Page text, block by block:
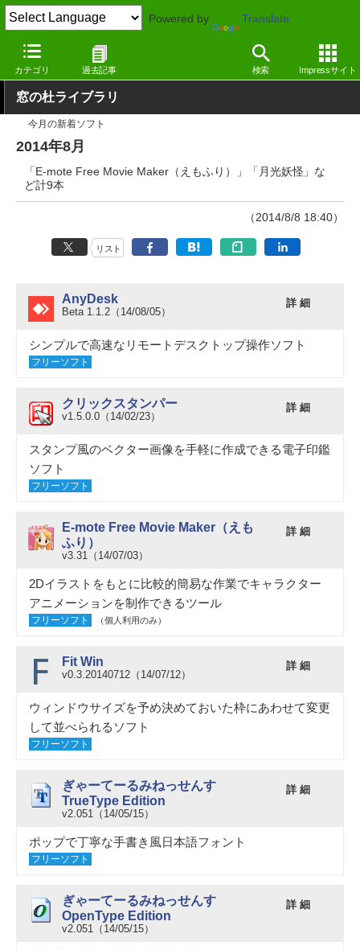
Powered by Translate
カテゴリ 過去記事 検索 Impressサイト
窓の杜 その他の話題 アップデート
窓の杜ライブラリ
今月の新着ソフト
2014年8月
「E-mote Free Movie Maker（えもふり）」「月光妖怪」な
ど計9本
（2014/8/8 18:40）
リスト
AnyDesk
Beta 1.1.2（14/08/05）
詳 細
シンプルで高速なリモートデスクトップ操作ソフト
フリーソフト
クリックスタンパー
v1.5.0.0（14/02/23）
詳 細
スタンプ風のベクター画像を手軽に作成できる電子印鑑
ソフト
フリーソフト
E-mote Free Movie Maker（えも
ふり）
v3.31（14/07/03）
詳 細
2Dイラストをもとに比較的簡易な作業でキャラクター
アニメーションを制作できるツール
フリーソフト （個人利用のみ）
Fit Win
v0.3.20140712（14/07/12）
詳 細
ウィンドウサイズを予め決めておいた枠にあわせて変更
して並べられるソフト
フリーソフト
ぎゃーてーるみねっせんす
TrueType Edition
v2.051（14/05/15）
詳 細
ポップで丁寧な手書き風日本語フォント
フリーソフト
ぎゃーてーるみねっせんす
OpenType Edition
v2.051（14/05/15）
詳 細